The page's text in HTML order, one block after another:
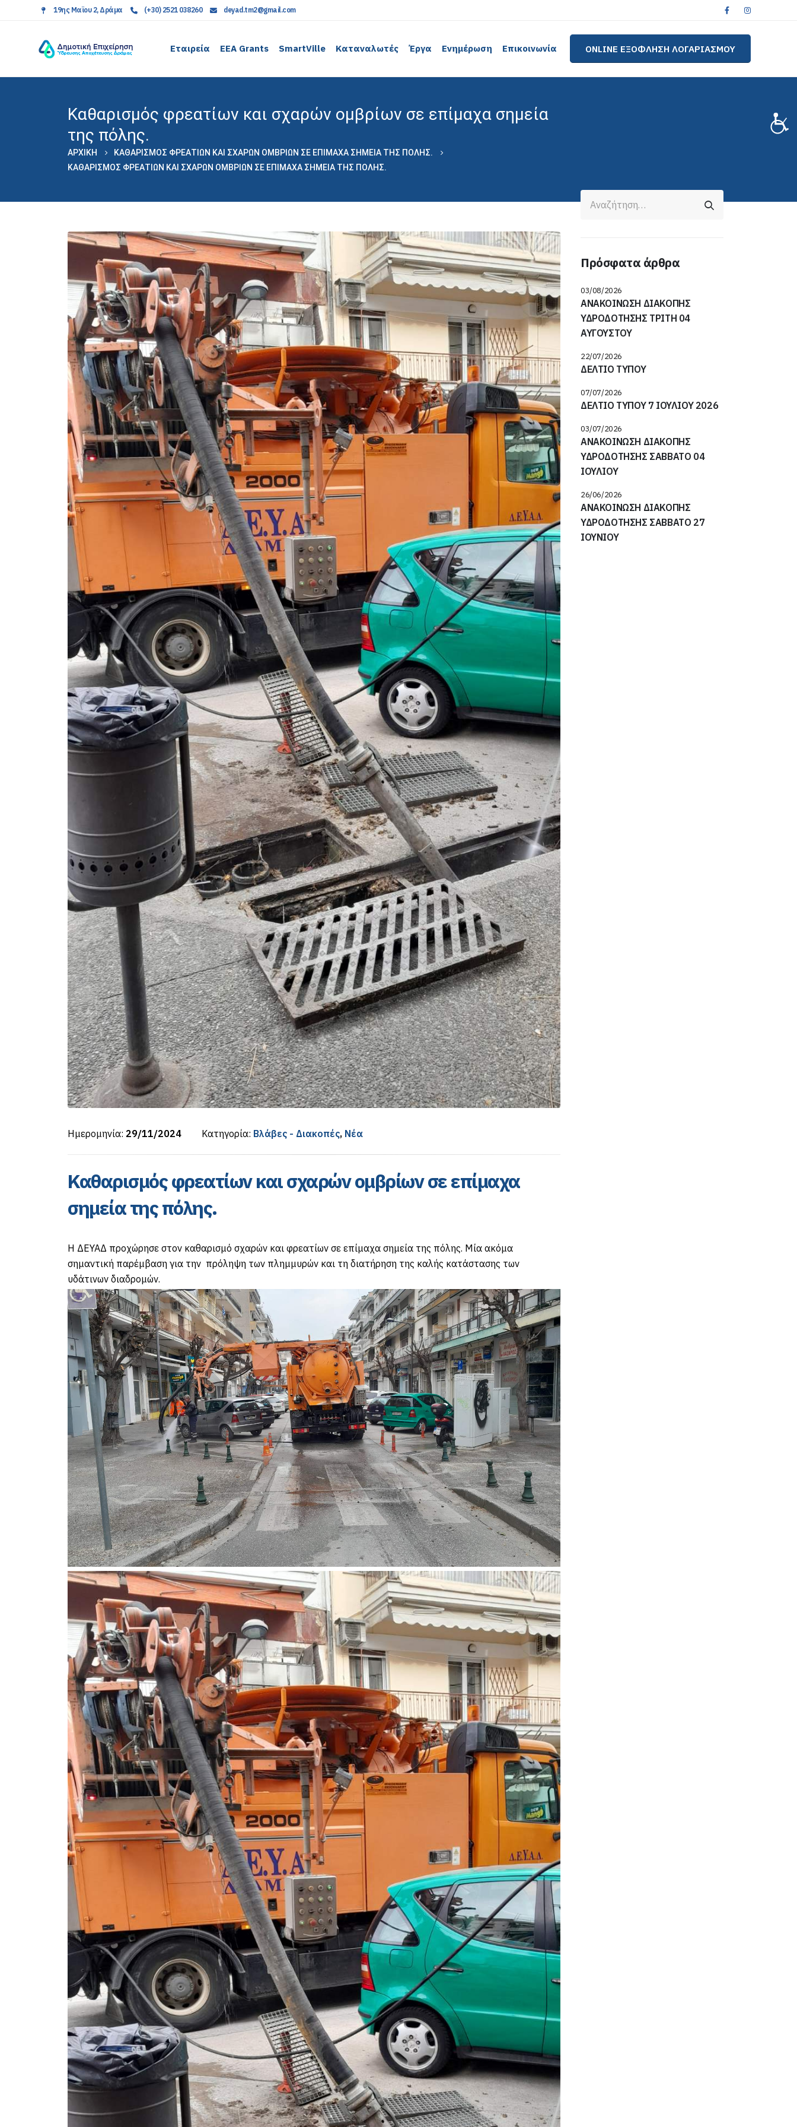
19ης Μαϊου 2, Δράμα (+30) 2521 038260 deyad.tm2@gmail.com
Εταιρεία EEA Grants SmartVille Καταναλωτές Έργα Ενημέρωση Επικοινωνία ONLINE ΕΞΟΦΛΗΣΗ ΛΟΓΑΡΙΑΣΜΟΥ
Καθαρισμός φρεατίων και σχαρών ομβρίων σε επίμαχα σημεία
της πόλης.
ΑΡΧΙΚΉ
ΚΑΘΑΡΙΣΜΌΣ ΦΡΕΑΤΊΩΝ ΚΑΙ ΣΧΑΡΏΝ ΟΜΒΡΊΩΝ ΣΕ ΕΠΊΜΑΧΑ ΣΗΜΕΊΑ ΤΗΣ ΠΌΛΗΣ.
ΚΑΘΑΡΙΣΜΌΣ ΦΡΕΑΤΊΩΝ ΚΑΙ ΣΧΑΡΏΝ ΟΜΒΡΊΩΝ ΣΕ ΕΠΊΜΑΧΑ ΣΗΜΕΊΑ ΤΗΣ ΠΌΛΗΣ.
Ημερομηνία: 29/11/2024 Κατηγορία: Βλάβες - Διακοπές, Νέα
Καθαρισμός φρεατίων και σχαρών ομβρίων σε επίμαχα
σημεία της πόλης.
Η ΔΕΥΑΔ προχώρησε στον καθαρισμό σχαρών και φρεατίων σε επίμαχα σημεία της πόλης. Μία ακόμα
σημαντική παρέμβαση για την πρόληψη των πλημμυρών και τη διατήρηση της καλής κατάστασης των
υδάτινων διαδρομών.
Πρόσφατα άρθρα
ΑΝΑΚΟΙΝΩΣΗ ΔΙΑΚΟΠΗΣ
ΥΔΡΟΔΟΤΗΣΗΣ ΤΡΙΤΗ 04
ΑΥΓΟΥΣΤΟΥ
03/08/2026
ΔΕΛΤΙΟ ΤΥΠΟΥ
22/07/2026
ΔΕΛΤΙΟ ΤΥΠΟΥ 7 ΙΟΥΛΙΟΥ 2026
07/07/2026
ΑΝΑΚΟΙΝΩΣΗ ΔΙΑΚΟΠΗΣ
ΥΔΡΟΔΟΤΗΣΗΣ ΣΑΒΒΑΤΟ 04
ΙΟΥΛΙΟΥ
03/07/2026
ΑΝΑΚΟΙΝΩΣΗ ΔΙΑΚΟΠΗΣ
ΥΔΡΟΔΟΤΗΣΗΣ ΣΑΒΒΑΤΟ 27
ΙΟΥΝΙΟΥ
26/06/2026